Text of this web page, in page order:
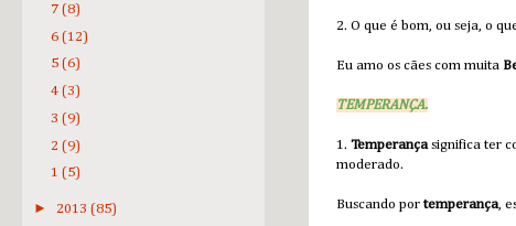
2. O que é bom, ou seja, o
Eu amo os cães com muita
TEMPERANÇA.
1. Temperançasignifica ter
moderado.
Buscando por temperança,
7 (8)
6 (12)
5 (6)
4 (3)
3 (9)
2 (9)
1 (5)
► 2013 (85)